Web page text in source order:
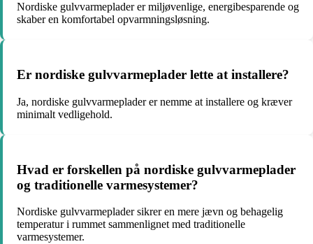
Nordiske gulvvarmeplader er miljøvenlige, energibesparende og
skaber en komfortabel opvarmningsløsning.
Er nordiske gulvvarmeplader lette at installere?
Ja, nordiske gulvvarmeplader er nemme at installere og kræver
minimalt vedligehold.
Hvad er forskellen på nordiske gulvvarmeplader
og traditionelle varmesystemer?
Nordiske gulvvarmeplader sikrer en mere jævn og behagelig
temperatur i rummet sammenlignet med traditionelle
varmesystemer.